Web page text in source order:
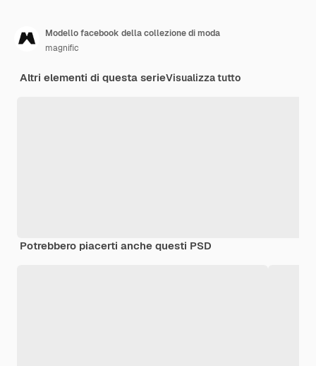
Modello facebook della collezione di moda
magnific
Altri elementi di questa serieVisualizza tutto
Potrebbero piacerti anche questi PSD